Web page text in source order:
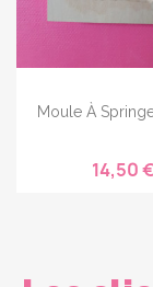
Moule À
14,50 €